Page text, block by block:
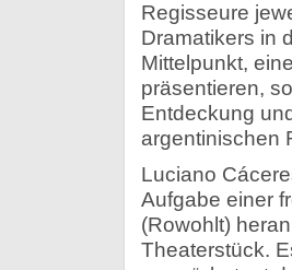
Regisseure
Dramatikers in
Mittelpunkt,
präsentieren,
Entdeckung
argentinischen
Luciano
Aufgabe einer
(Rowohlt)
Theaterstück.